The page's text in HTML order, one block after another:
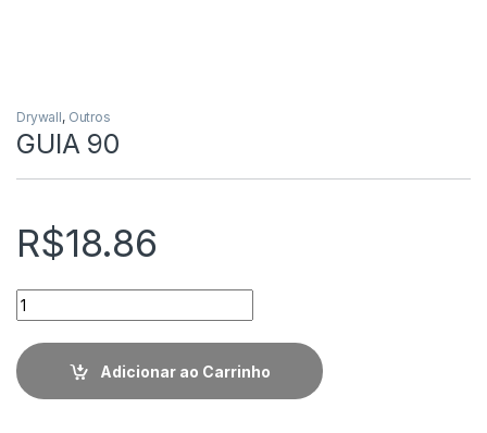
Drywall, Outros
GUIA 90
R$18.86
Quantidade
Adicionar ao Carrinho